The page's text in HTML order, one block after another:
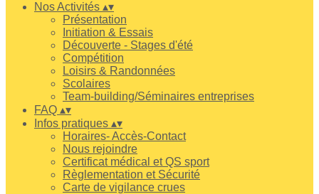
Nos Activités ▴▾
Présentation
Initiation & Essais
Découverte - Stages d'été
Compétition
Loisirs & Randonnées
Scolaires
Team-building/Séminaires entreprises
FAQ ▴▾
Infos pratiques ▴▾
Horaires- Accès-Contact
Nous rejoindre
Certificat médical et QS sport
Règlementation et Sécurité
Carte de vigilance crues